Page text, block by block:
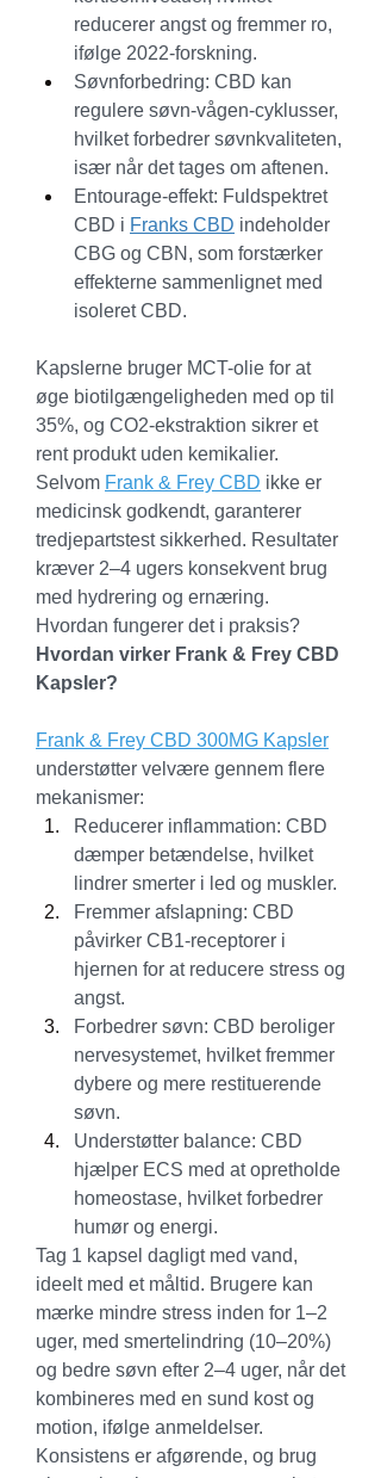
reducerer angst og fremmer ro,
ifølge 2022-forskning.
Søvnforbedring: CBD kan
regulere søvn-vågen-cyklusser,
hvilket forbedrer søvnkvaliteten,
især når det tages om aftenen.
Entourage-effekt: Fuldspektret
CBD i Franks CBD indeholder
CBG og CBN, som forstærker
effekterne sammenlignet med
isoleret CBD.
Kapslerne bruger MCT-olie for at
øge biotilgængeligheden med op til
35%, og CO2-ekstraktion sikrer et
rent produkt uden kemikalier.
Selvom Frank & Frey CBD ikke er
medicinsk godkendt, garanterer
tredjepartstest sikkerhed. Resultater
kræver 2–4 ugers konsekvent brug
med hydrering og ernæring.
Hvordan fungerer det i praksis?
Hvordan virker Frank & Frey CBD
Kapsler?
Frank & Frey CBD 300MG Kapsler
understøtter velvære gennem flere
mekanismer:
Reducerer inflammation: CBD
dæmper betændelse, hvilket
lindrer smerter i led og muskler.
Fremmer afslapning: CBD
påvirker CB1-receptorer i
hjernen for at reducere stress og
angst.
Forbedrer søvn: CBD beroliger
nervesystemet, hvilket fremmer
dybere og mere restituerende
søvn.
Understøtter balance: CBD
hjælper ECS med at opretholde
homeostase, hvilket forbedrer
humør og energi.
Tag 1 kapsel dagligt med vand,
ideelt med et måltid. Brugere kan
mærke mindre stress inden for 1–2
uger, med smertelindring (10–20%)
og bedre søvn efter 2–4 uger, når det
kombineres med en sund kost og
motion, ifølge anmeldelser.
Konsistens er afgørende, og brug